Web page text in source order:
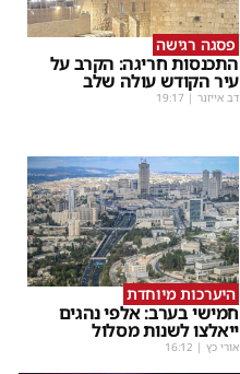
פסגה רגישה
התכנסות חריגה: הקרב על
עיר הקודש עולה שלב
דב אייזנר |
19:17
היערכות מיוחדת
חמישי בערב: אלפי נהגים
ייאלצו לשנות מסלול
אורי כץ |
16:12